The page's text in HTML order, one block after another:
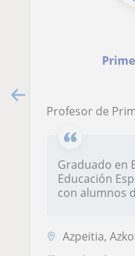
Profesor de Primaria y
Graduado en
Educación
con alumnos
Azpeitia,